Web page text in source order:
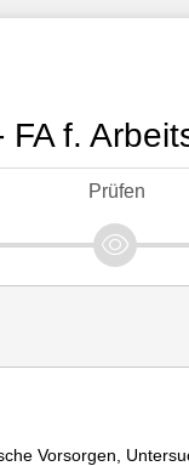
f.
Prüfen
Vorsorgen,